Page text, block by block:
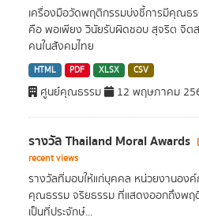
เครื่องมือวัดพฤติกรรมบ่งชี้การมีคุณธ
คือ พอเพียง วินัยรับผิดชอบ สุจริต จิ
คนในสังคมไทย
HTML PDF XLSX CSV
ศูนย์คุณธรรม 12 พฤษภาคม
รางวัล Thailand Moral Awards
recent views
รางวัลที่มอบให้แก่บุคคล หน่วยงานองค์
คุณธรรม จริยธรรม ที่แสดงออกถึงพ
เป็นที่ประจักษ์...